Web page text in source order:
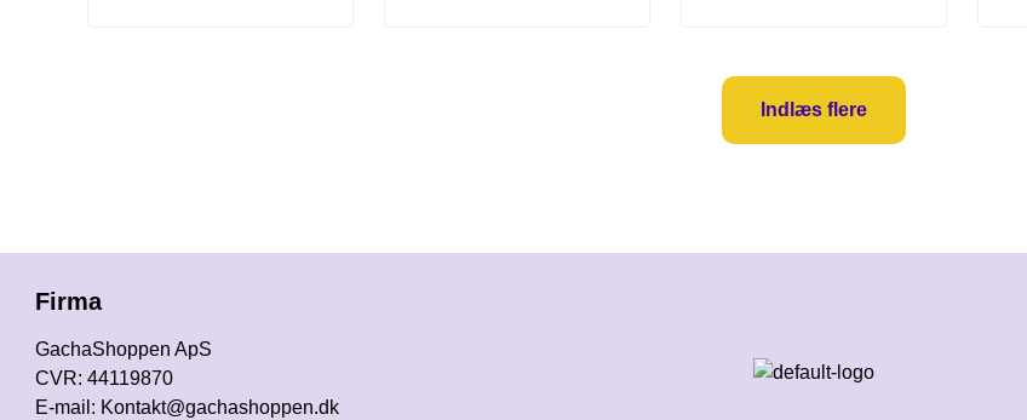
Indlæs flere
Firma
GachaShoppen ApS
CVR: 44119870
E-mail: Kontakt@gachashoppen.dk